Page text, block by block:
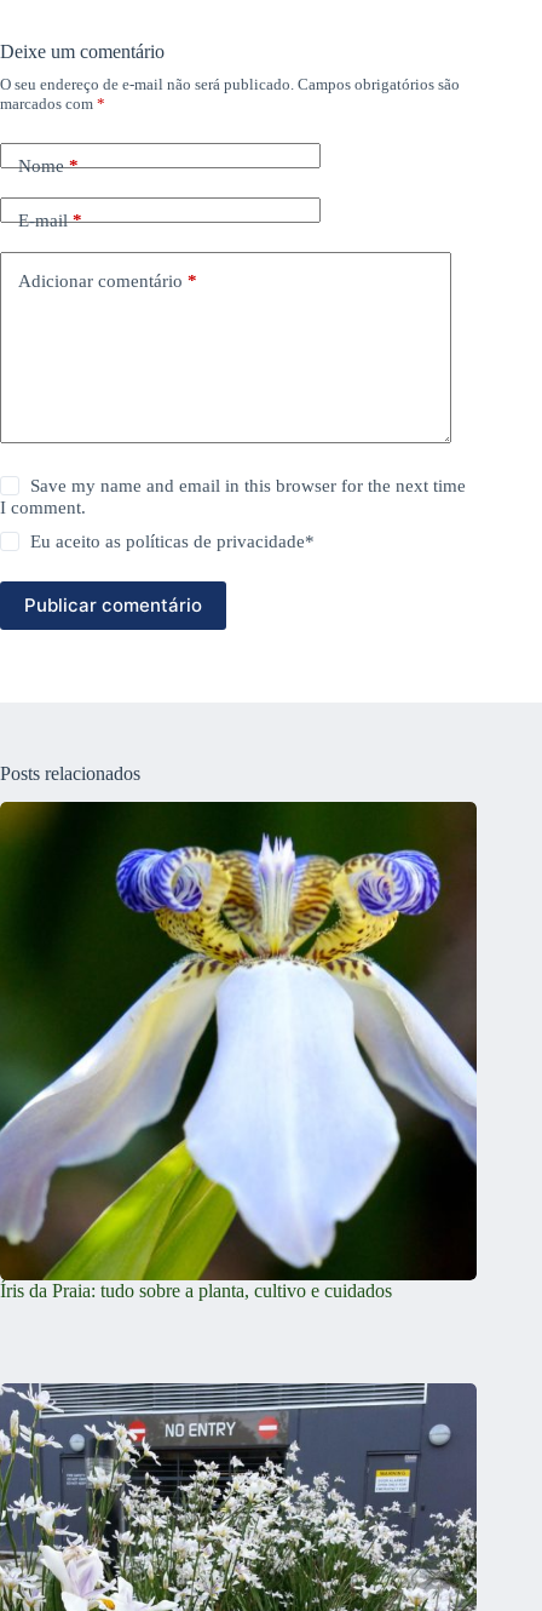
Deixe um comentário
O seu endereço de e-mail não será publicado. Campos obrigatórios são
marcados com *
Nome*
E-mail*
Adicionar comentário *
Save my name and email in this browser for the next time
I comment.
Eu aceito aspolíticas de privacidade*
Publicar comentário
Posts relacionados
Íris da Praia: tudo sobre a planta, cultivo e cuidados